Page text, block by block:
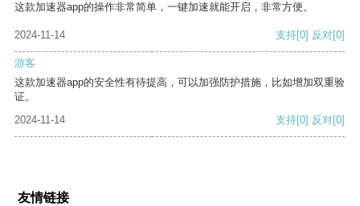
这款加速器app的操作非常简单，一键加速就能开启，非常方便。
2024-11-14 支持[0] 反对[0]
游客
这款加速器app的安全性有待提高，可以加强防护措施，比如增加双重验
证。
2024-11-14
支持[0] 反对[0]
友情链接